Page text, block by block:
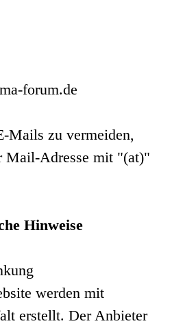
forum.de
Mails zu vermeiden,
Mail-Adresse mit "(at)"
Hinweise
werden mit
erstellt. Der Anbieter